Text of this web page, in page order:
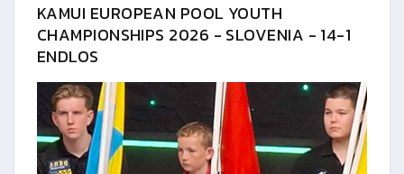
KAMUI EUROPEAN POOL YOUTH
CHAMPIONSHIPS 2026 - SLOVENIA - 14-1
ENDLOS